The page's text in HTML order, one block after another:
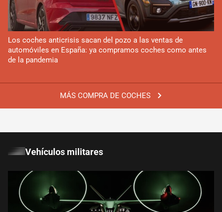
MÁS COMPRA DE COCHES
Los coches anticrisis sacan del pozo a las ventas de
automóviles en España: ya compramos coches como antes
de la pandemia
Vehículos militares